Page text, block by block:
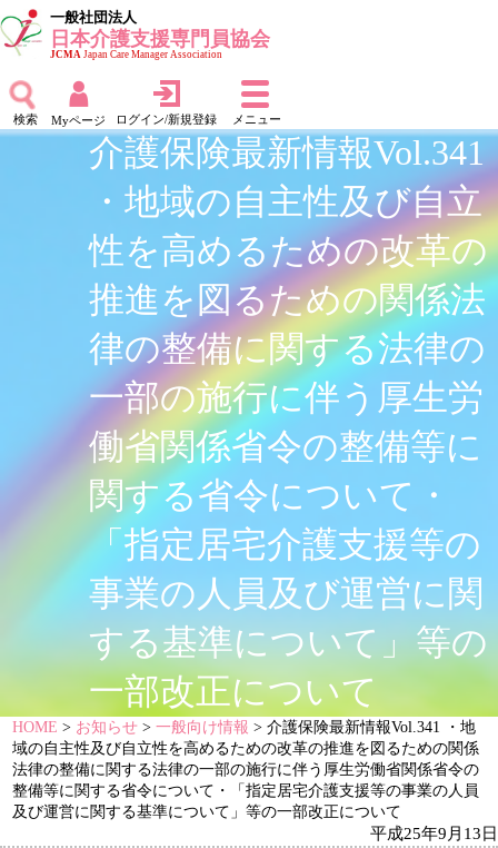
一般社団法人
日本介護支援専門員協会
JCMAJapan Care Manager Association
検索 Myページ ログイン/新規登録 メニュー
介護保険最新情報Vol.341
・地域の自主性及び自立
性を高めるための改革の
推進を図るための関係法
律の整備に関する法律の
一部の施行に伴う厚生労
働省関係省令の整備等に
関する省令について・
「指定居宅介護支援等の
事業の人員及び運営に関
する基準について」等の
一部改正について
HOME > お知らせ >一般向け情報 > 介護保険最新情報Vol.341 ・地
域の自主性及び自立性を高めるための改革の推進を図るための関係
法律の整備に関する法律の一部の施行に伴う厚生労働省関係省令の
整備等に関する省令について・「指定居宅介護支援等の事業の人員
及び運営に関する基準について」等の一部改正について
平成25年9月13日